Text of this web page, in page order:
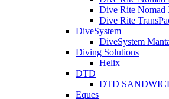
Dive Rite Nomad
Dive Rite
DiveSystem
DiveSystem
Diving Solutions
Helix
DTD
DTD
Eques